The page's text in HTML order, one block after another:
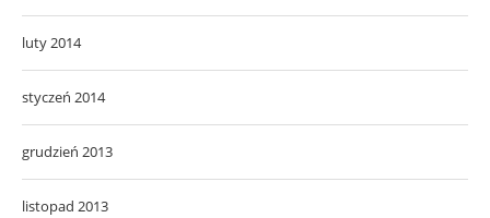
luty 2014
styczeń 2014
grudzień 2013
listopad 2013